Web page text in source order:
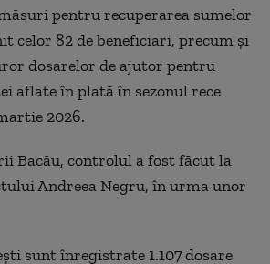
pentru recuperarea sumelor
celor 82 de beneficiari, precum şi
dosarelor de ajutor pentru
aflate în plată în sezonul rece
2026.
Bacău, controlul a fost făcut la
Andreea Negru, în urma unor
sunt înregistrate 1.107 dosare